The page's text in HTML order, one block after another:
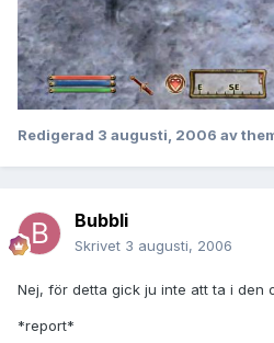
Redigerad 3 augusti, 2006 av
Bubbli
Skrivet 3 augusti, 2006
Nej, för detta gick ju inte att ta i den
*report*